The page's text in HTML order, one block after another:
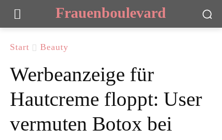
Frauenboulevard
Start Beauty
Werbeanzeige für
Hautcreme floppt: User
vermuten Botox bei